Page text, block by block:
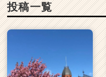
投稿一覧